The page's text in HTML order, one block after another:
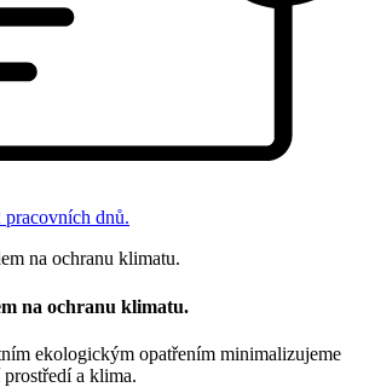
dnů.
na ochranu klimatu.
ekologickým opatřením minimalizujeme
a klima.